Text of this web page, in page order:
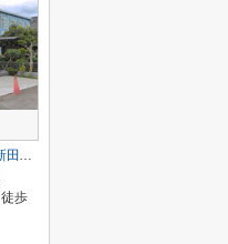
アトムセレクト八千代市大和田新田２期１号棟
歩